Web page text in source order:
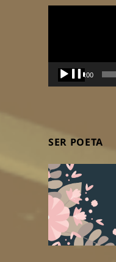
00:00
SER POETA